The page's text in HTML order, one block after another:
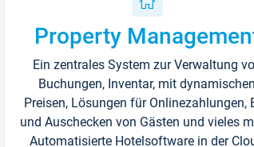
Property
Ein zentrales System zur Verwaltung
Buchungen, Inventar, mit dynamischen
Preisen, Lösungen für Onlinezahlungen,
und Auschecken von Gästen und vieles
Automatisierte Hotelsoftware in der